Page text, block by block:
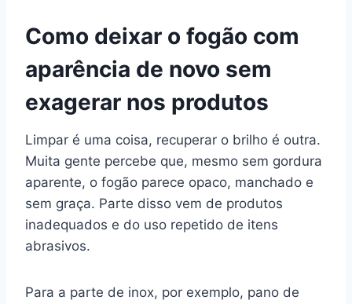
Como deixar o fogão com
aparência de novo sem
exagerar nos produtos
Limpar é uma coisa, recuperar o brilho é outra.
Muita gente percebe que, mesmo sem gordura
aparente, o fogão parece opaco, manchado e
sem graça. Parte disso vem de produtos
inadequados e do uso repetido de itens
abrasivos.
Para a parte de inox, por exemplo, pano de